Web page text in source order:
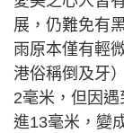
展，仍難免有
雨原本僅有輕
港俗稱倒及牙
2毫米，但因
進13毫米，變